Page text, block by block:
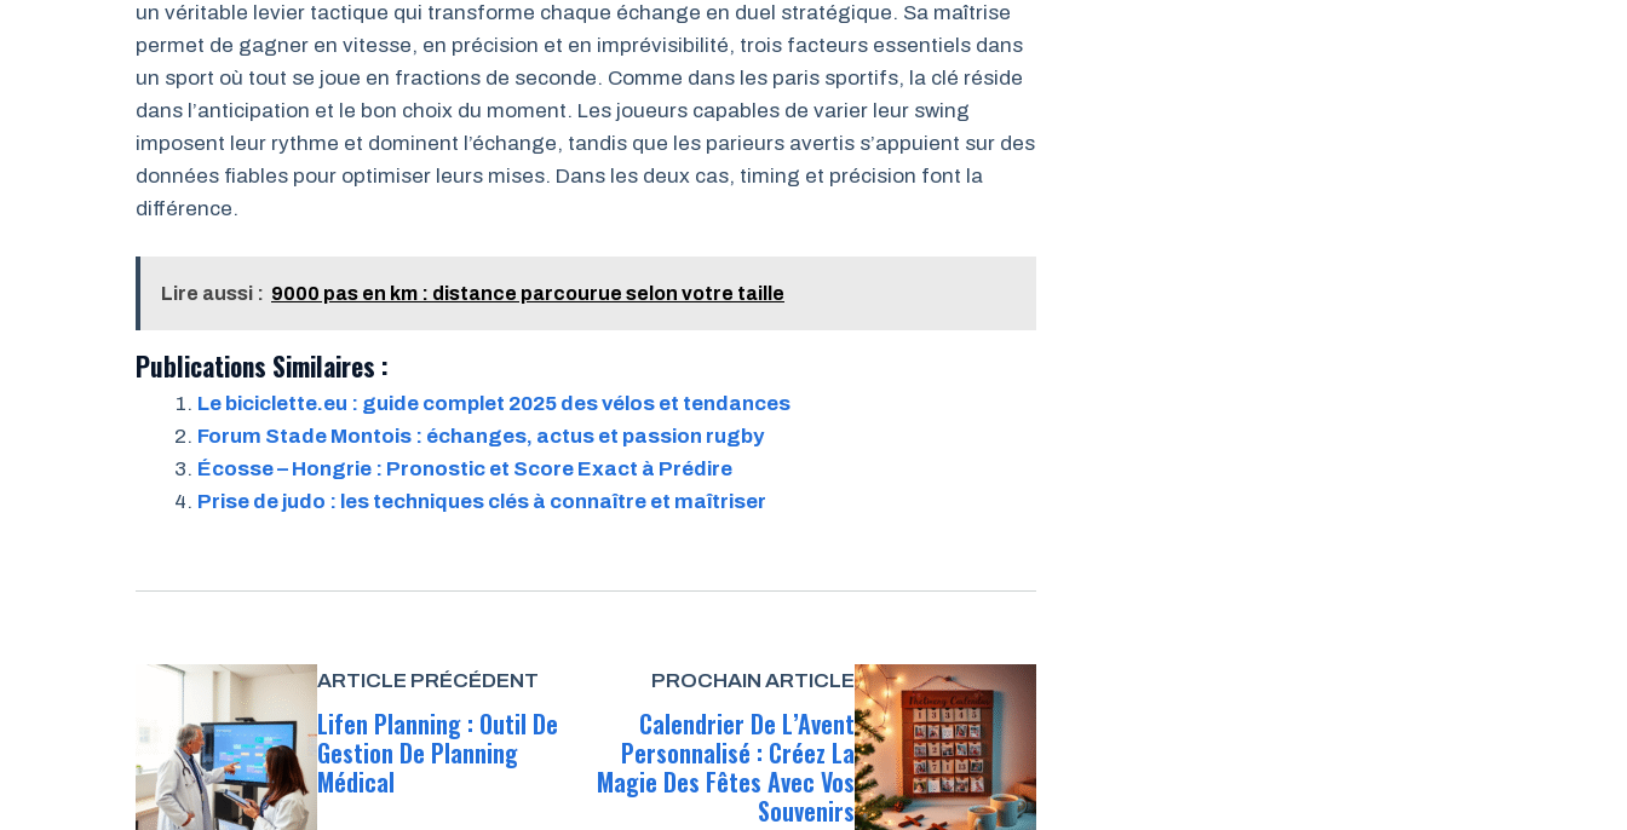
un véritable levier tactique qui transforme chaque échange en duel stratégique. Sa maîtrise
permet de gagner en vitesse, en précision et en imprévisibilité, trois facteurs essentiels dans
un sport où tout se joue en fractions de seconde. Comme dans les paris sportifs, la clé réside
dans l’anticipation et le bon choix du moment. Les joueurs capables de varier leur swing
imposent leur rythme et dominent l’échange, tandis que les parieurs avertis s’appuient sur des
données fiables pour optimiser leurs mises. Dans les deux cas, timing et précision font la
différence.
Lire aussi : 9000 pas en km : distance parcourue selon votre taille
Publications Similaires :
Le biciclette.eu : guide complet 2025 des vélos et tendances
Forum Stade Montois : échanges, actus et passion rugby
Écosse – Hongrie : Pronostic et Score Exact à Prédire
Prise de judo : les techniques clés à connaître et maîtriser
ARTICLE PRÉCÉDENT
Lifen Planning : Outil De
Gestion De Planning
Médical
PROCHAIN ARTICLE
Calendrier De L’Avent
Personnalisé : Créez La
Magie Des Fêtes Avec Vos
Souvenirs